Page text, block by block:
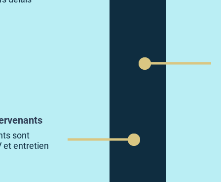
sont
et entretien